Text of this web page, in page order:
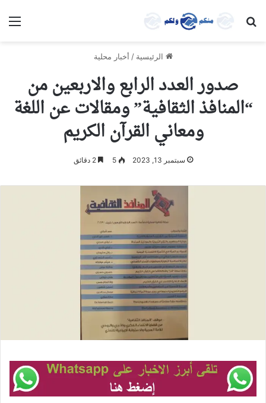
بحث عن
الرئيسية / أخبار محلية
صدور العدد الرابع والاربعين من
“المنافذ الثقافية” ومقالات عن اللغة
ومعاني القرآن الكريم
سبتمبر 13, 2023 5 2 دقائق